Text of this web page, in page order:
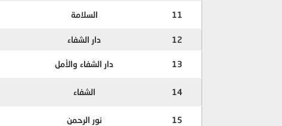
11 السلامة
12 دار الشفاء
13 دار الشفاء والأمل
14 الشفاء
15 نور الرحمن